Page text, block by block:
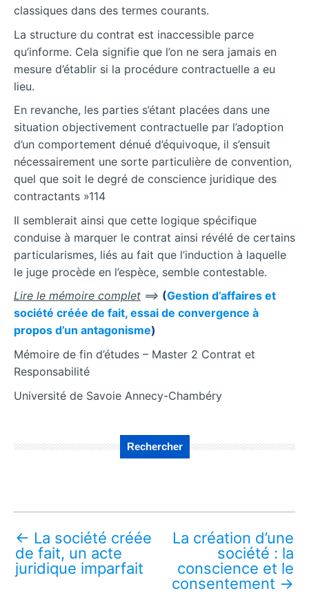
classiques dans des termes courants.
La structure du contrat est inaccessible parce
qu’informe. Cela signifie que l’on ne sera jamais en
mesure d’établir si la procédure contractuelle a eu
lieu.
En revanche, les parties s’étant placées dans une
situation objectivement contractuelle par l’adoption
d’un comportement dénué d’équivoque, il s’ensuit
nécessairement une sorte particulière de convention,
quel que soit le degré de conscience juridique des
contractants »114
Il semblerait ainsi que cette logique spécifique
conduise à marquer le contrat ainsi révélé de certains
particularismes, liés au fait que l’induction à laquelle
le juge procède en l’espèce, semble contestable.
Lire le mémoire complet ==> (Gestion d’affaires et
société créée de fait, essai de convergence à
propos d’un antagonisme)
Mémoire de fin d’études – Master 2 Contrat et
Responsabilité
Université de Savoie Annecy-Chambéry
Rechercher
← La société créée
de fait, un acte
juridique imparfait
La création d’une
société : la
conscience et le
consentement →